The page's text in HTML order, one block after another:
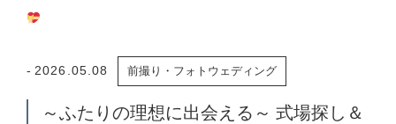
2026.05.08 前撮り・フォトウェディング
～ふたりの理想に出会える～ 式場探し＆